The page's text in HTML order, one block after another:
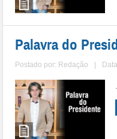
Palavra do
Postado por: Redação